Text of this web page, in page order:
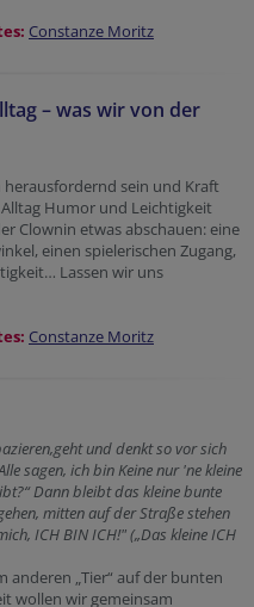
Constanze Moritz
– was wir von der
herausfordernd sein und Kraft
Humor und Leichtigkeit
Clownin etwas abschauen: eine
einen spielerischen Zugang,
Lassen wir uns
Constanze Moritz
und denkt so vor sich
sagen, ich bin Keine nur 'ne kleine
Dann bleibt das kleine bunte
mitten auf der Straße stehen
ICH BIN ICH!" („Das kleine ICH
anderen „Tier“ auf der bunten
wollen wir gemeinsam